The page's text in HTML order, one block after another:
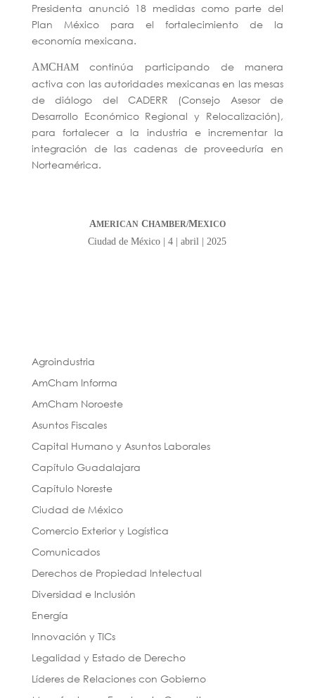
Presidenta anunció 18 medidas como parte del
Plan México para el fortalecimiento de la
economía mexicana.
AMCHAMcontinúa participando de manera
activa con las autoridades mexicanas en las mesas
de diálogo del CADERR (Consejo Asesor de
Desarrollo Económico Regional y Relocalización),
para fortalecer a la industria e incrementar la
integración de las cadenas de proveeduría en
Norteamérica.
AMERICANCHAMBER/MEXICO
Ciudad de México | 4 | abril | 2025
Agroindustria
AmCham Informa
AmCham Noroeste
Asuntos Fiscales
Capital Humano y Asuntos Laborales
Capítulo Guadalajara
Capítulo Noreste
Ciudad de México
Comercio Exterior y Logística
Comunicados
Derechos de Propiedad Intelectual
Diversidad e Inclusión
Energía
Innovación y TICs
Legalidad y Estado de Derecho
Líderes de Relaciones con Gobierno